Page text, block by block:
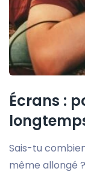
Écrans :
Sais-tu
même allongé